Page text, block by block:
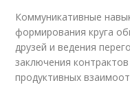
Коммуникативные
формирования круга
друзей и ведения
заключения
продуктивных